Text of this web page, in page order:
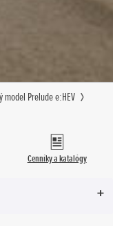
model Prelude e:HEV
Cenníky a katalógy